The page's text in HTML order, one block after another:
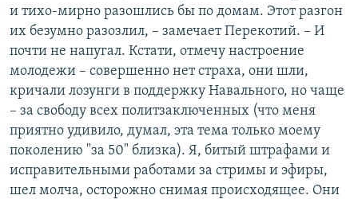
360p
и тихо-мирно разошлись бы по домам. Этот разгон
их безумно разозлил, – замечает Перекотий. – И
почти не напугал. Кстати, отмечу настроение
молодежи – совершенно нет страха, они шли,
кричали лозунги в поддержку Навального, но чаще
– за свободу всех политзаключенных (что меня
приятно удивило, думал, эта тема только моему
поколению "за 50" близка). Я, битый штрафами и
исправительными работами за стримы и эфиры,
шел молча, осторожно снимая происходящее. Они